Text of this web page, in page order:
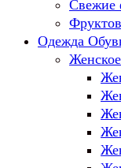
Свежие
Одежда
Женское